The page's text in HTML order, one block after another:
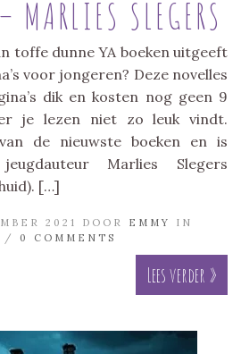
MARLIES SLEGERS
toffe dunne YA boeken uitgeeft
voor jongeren? Deze novelles
dik en kosten nog geen 9
je lezen niet zo leuk vindt.
de nieuwste boeken en is
Marlies Slegers
[…]
2021 DOOR EMMY
IN
/ 0 COMMENTS
Lees verder »